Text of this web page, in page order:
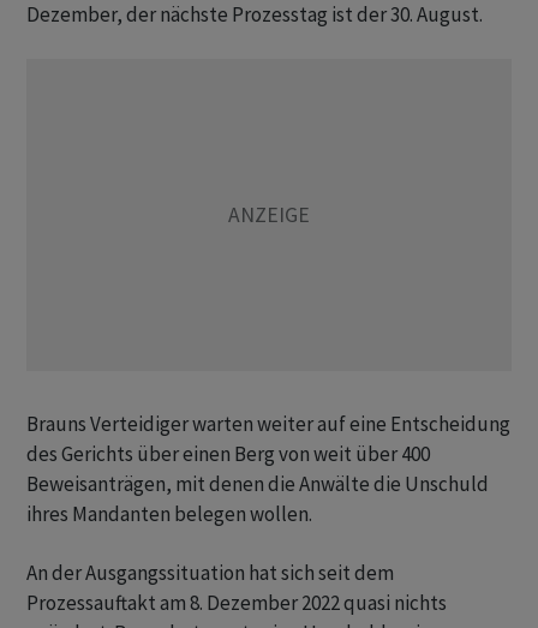
Dezember, der nächste Prozesstag ist der 30. August.
Brauns Verteidiger warten weiter auf eine Entscheidung
des Gerichts über einen Berg von weit über 400
Beweisanträgen, mit denen die Anwälte die Unschuld
ihres Mandanten belegen wollen.
An der Ausgangssituation hat sich seit dem
Prozessauftakt am 8. Dezember 2022 quasi nichts